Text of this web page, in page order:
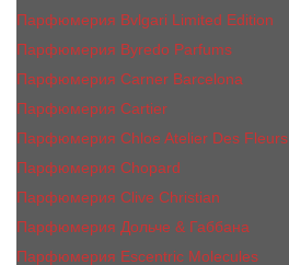
Парфюмерия Bvlgari Limited Edition
Парфюмерия Byredo Parfums
Парфюмерия Carner Barcelona
Парфюмерия Cartier
Парфюмерия Chloe Atelier Des Fleurs
Парфюмерия Сhopard
Парфюмерия Clive Christian
Парфюмерия Дольче & Габбана
Парфюмерия Escentric Molecules